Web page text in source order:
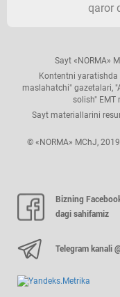
qaror
Sayt «NORMA»
Kontentni yaratishda
maslahatchi" gazetalari,
solish"
Sayt materiallarini
© «NORMA» MChJ,
Bizning
dagi sahifamiz
Telegram kanali